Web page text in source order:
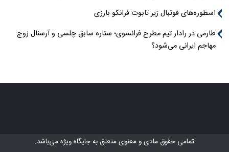
اسطوره‌های فوتبال زیر تابوت فرانکو بارزی
طارمی در رادار تیم مطرح فرانسوی؛ ستاره سابق چلسی و آرسنال زوج
مهاجم ایرانی می‌شود؟
تمامی حقوق مادی و معنوی متعلق بهجایگاه ویژهمی‌باشد.